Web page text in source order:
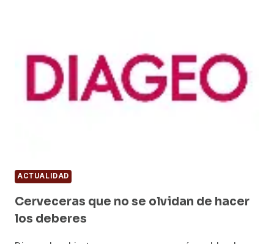
LOS
CRITERIOS
ENCONTRADOS
EN
LA
ACTUALIDAD
Cerveceras que no se olvidan de hacer
los deberes